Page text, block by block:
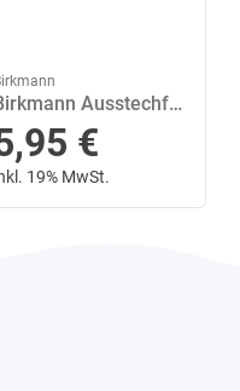
Birkmann Ausstechform »Schornsteinfeger 7 cm«, Edelstahl
€
19% MwSt.